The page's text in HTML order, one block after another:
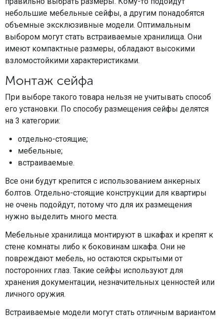
небольшие мебельные сейфы, а другим понадобятся
объемные эксклюзивные модели. Оптимальным
выбором могут стать встраиваемые хранилища. Они
имеют компактные размеры, обладают высокими
взломостойкими характеристиками.
Монтаж сейфа
При выборе такого товара нельзя не учитывать способ
его установки. По способу размещения сейфы делятся
на 3 категории:
отдельно-стоящие;
мебельные;
встраиваемые.
Все они будут крепится с использованием анкерных
болтов. Отдельно-стоящие конструкции для квартиры
не очень подойдут, потому что для их размещения
нужно выделить много места.
Мебельные хранилища монтируют в шкафах и крепят к
стене комнаты либо к боковинам шкафа. Они не
повреждают мебель, но остаются скрытыми от
посторонних глаз. Такие сейфы используют для
хранения документации, незначительных ценностей или
личного оружия.
Встраиваемые модели могут стать отличным вариантом